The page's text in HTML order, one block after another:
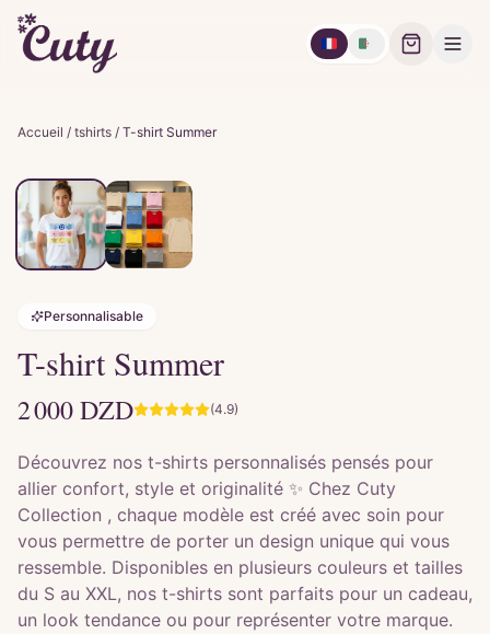
🇫🇷 🇩🇿
Accueil / tshirts / T-shirt Summer
Personnalisable
T-shirt Summer
2 000DZD (4.9)
Découvrez nos t-shirts personnalisés pensés pour
allier confort, style et originalité ✨ Chez Cuty
Collection , chaque modèle est créé avec soin pour
vous permettre de porter un design unique qui vous
ressemble. Disponibles en plusieurs couleurs et tailles
du S au XXL, nos t-shirts sont parfaits pour un cadeau,
un look tendance ou pour représenter votre marque.